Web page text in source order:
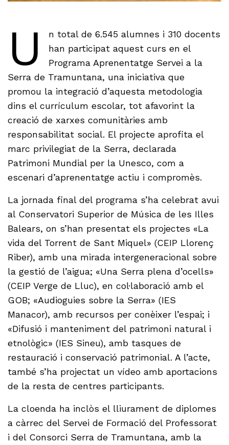
U
n total de 6.545 alumnes i 310 docents
han participat aquest curs en el
Programa Aprenentatge Servei a la
Serra de Tramuntana, una iniciativa que
promou la integració d’aquesta metodologia
dins el currículum escolar, tot afavorint la
creació de xarxes comunitàries amb
responsabilitat social. El projecte aprofita el
marc privilegiat de la Serra, declarada
Patrimoni Mundial per la Unesco, com a
escenari d’aprenentatge actiu i compromès.
La jornada final del programa s’ha celebrat avui
al Conservatori Superior de Música de les Illes
Balears, on s’han presentat els projectes «La
vida del Torrent de Sant Miquel» (CEIP Llorenç
Riber), amb una mirada intergeneracional sobre
la gestió de l’aigua; «Una Serra plena d’ocells»
(CEIP Verge de Lluc), en col·laboració amb el
GOB; «Audioguies sobre la Serra» (IES
Manacor), amb recursos per conèixer l’espai; i
«Difusió i manteniment del patrimoni natural i
etnològic» (IES Sineu), amb tasques de
restauració i conservació patrimonial. A l’acte,
també s’ha projectat un vídeo amb aportacions
de la resta de centres participants.
La cloenda ha inclòs el lliurament de diplomes
a càrrec del Servei de Formació del Professorat
i del Consorci Serra de Tramuntana, amb la